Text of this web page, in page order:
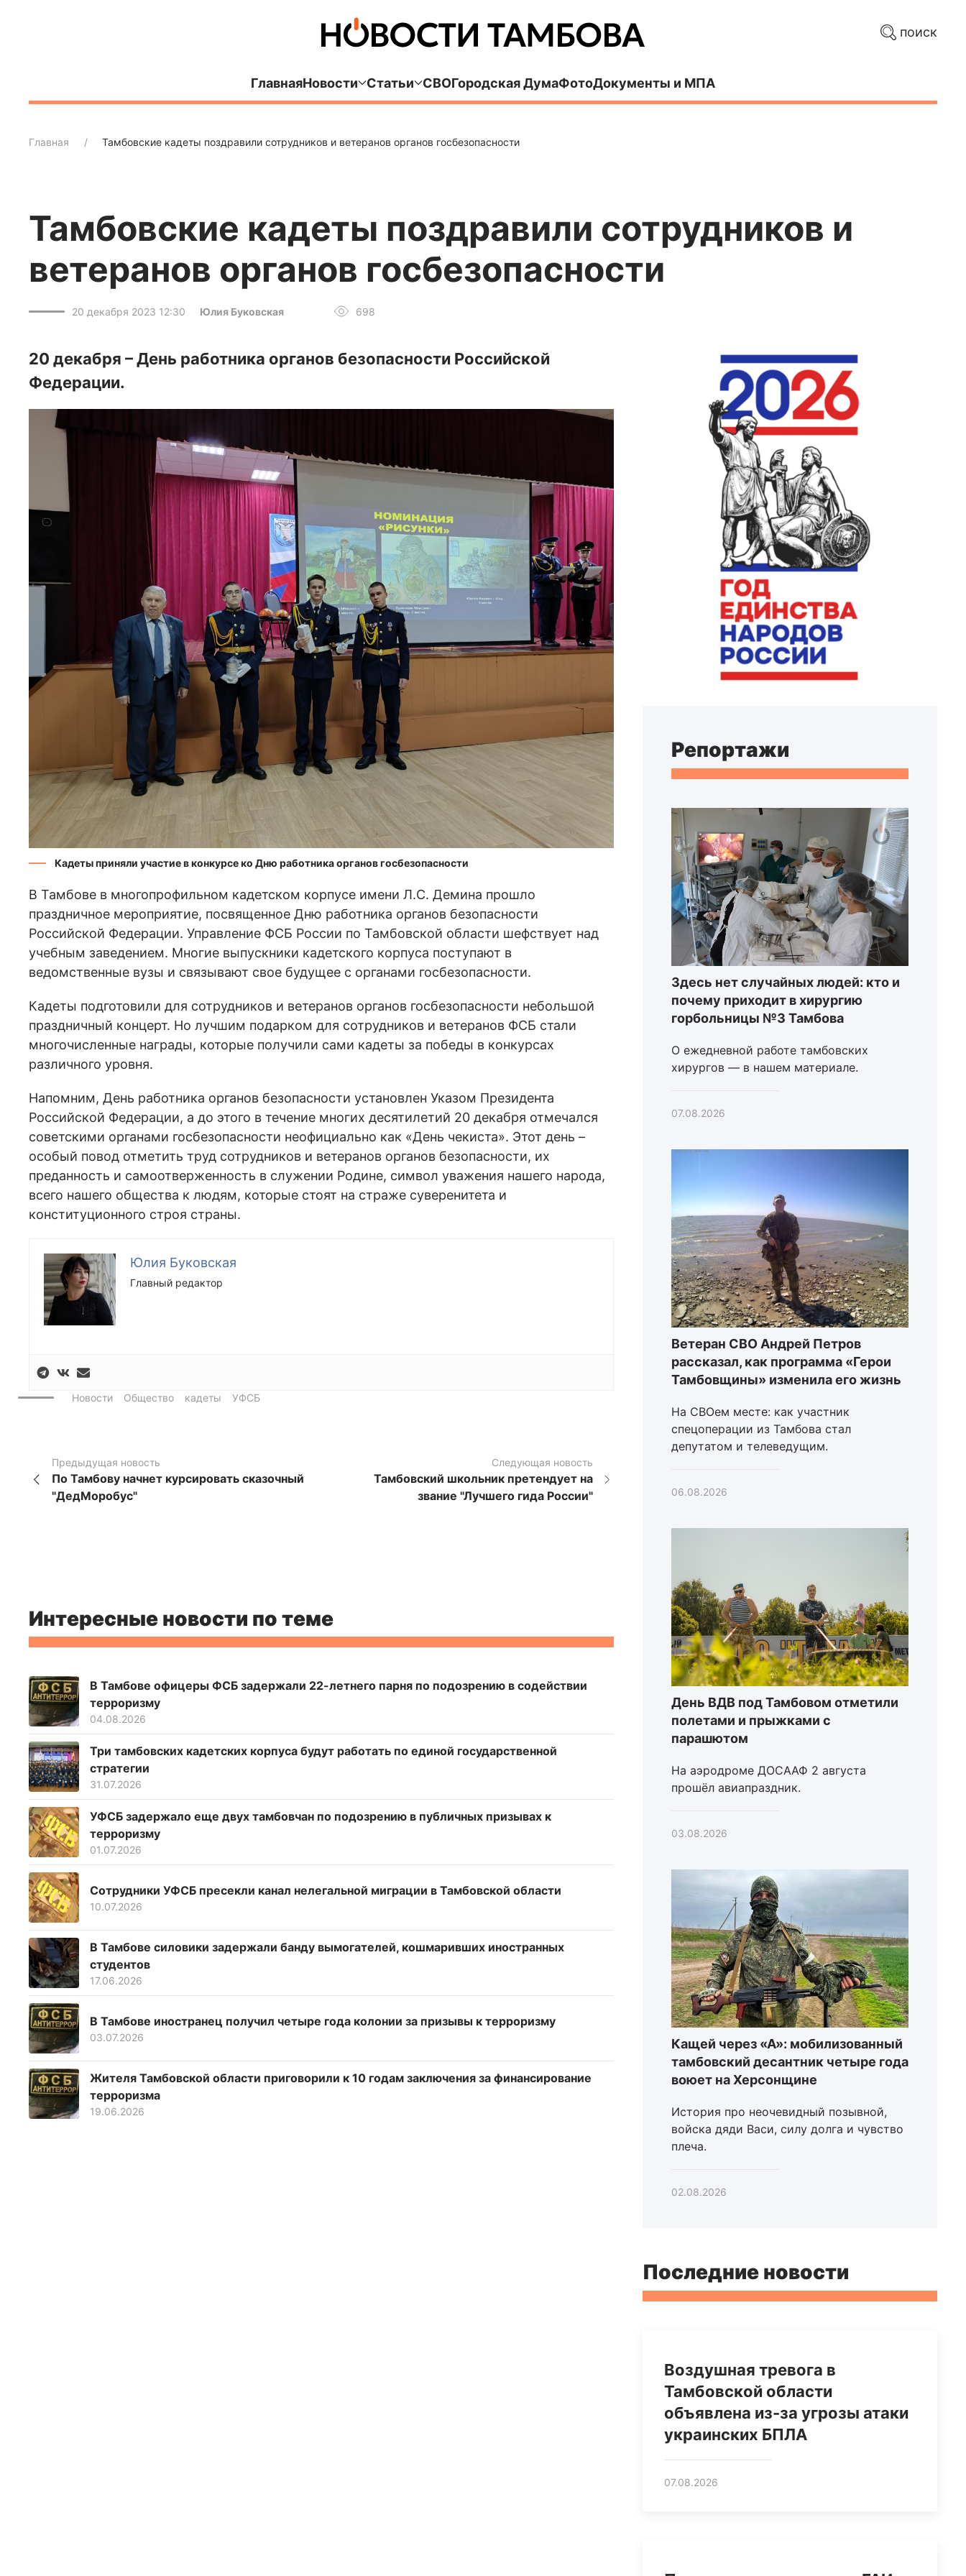
поиск
ГлавнаяНовости Статьи СВОГородская ДумаФотоДокументы и МПА
Главная Тамбовские кадеты поздравили сотрудников и ветеранов органов госбезопасности
Тамбовские кадеты поздравили сотрудников и
ветеранов органов госбезопасности
20 декабря 2023 12:30 Юлия Буковская 698
20 декабря – День работника органов безопасности Российской
Федерации.
Кадеты приняли участие в конкурсе ко Дню работника органов госбезопасности
В Тамбове в многопрофильном кадетском корпусе имени Л.С. Демина прошло
праздничное мероприятие, посвященное Дню работника органов безопасности
Российской Федерации. Управление ФСБ России по Тамбовской области шефствует над
учебным заведением. Многие выпускники кадетского корпуса поступают в
ведомственные вузы и связывают свое будущее с органами госбезопасности.
Кадеты подготовили для сотрудников и ветеранов органов госбезопасности небольшой
праздничный концерт. Но лучшим подарком для сотрудников и ветеранов ФСБ стали
многочисленные награды, которые получили сами кадеты за победы в конкурсах
различного уровня.
Напомним, День работника органов безопасности установлен Указом Президента
Российской Федерации, а до этого в течение многих десятилетий 20 декабря отмечался
советскими органами госбезопасности неофициально как «День чекиста». Этот день –
особый повод отметить труд сотрудников и ветеранов органов безопасности, их
преданность и самоотверженность в служении Родине, символ уважения нашего народа,
всего нашего общества к людям, которые стоят на страже суверенитета и
конституционного строя страны.
Юлия Буковская
Главный редактор
Новости Общество кадеты УФСБ
Предыдущая новость
По Тамбову начнет курсировать сказочный
"ДедМоробус"
Следующая новость
Тамбовский школьник претендует на
звание "Лучшего гида России"
Интересные новости по теме
В Тамбове офицеры ФСБ задержали 22-летнего парня по подозрению в содействии
терроризму
04.08.2026
Три тамбовских кадетских корпуса будут работать по единой государственной
стратегии
31.07.2026
УФСБ задержало еще двух тамбовчан по подозрению в публичных призывах к
терроризму
01.07.2026
Сотрудники УФСБ пресекли канал нелегальной миграции в Тамбовской области
10.07.2026
В Тамбове силовики задержали банду вымогателей, кошмаривших иностранных
студентов
17.06.2026
В Тамбове иностранец получил четыре года колонии за призывы к терроризму
03.07.2026
Жителя Тамбовской области приговорили к 10 годам заключения за финансирование
терроризма
19.06.2026
Репортажи
Здесь нет случайных людей: кто и
почему приходит в хирургию
горбольницы №3 Тамбова
О ежедневной работе тамбовских
хирургов — в нашем материале.
07.08.2026
Ветеран СВО Андрей Петров
рассказал, как программа «Герои
Тамбовщины» изменила его жизнь
На СВОем месте: как участник
спецоперации из Тамбова стал
депутатом и телеведущим.
06.08.2026
День ВДВ под Тамбовом отметили
полетами и прыжками с
парашютом
На аэродроме ДОСААФ 2 августа
прошёл авиапраздник.
03.08.2026
Кащей через «А»: мобилизованный
тамбовский десантник четыре года
воюет на Херсонщине
История про неочевидный позывной,
войска дяди Васи, силу долга и чувство
плеча.
02.08.2026
Последние новости
Воздушная тревога в
Тамбовской области
объявлена из-за угрозы атаки
украинских БПЛА
07.08.2026